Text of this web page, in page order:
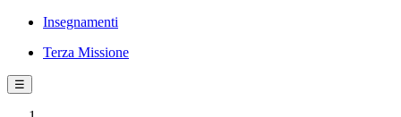
Insegnamenti
Terza Missione
☰